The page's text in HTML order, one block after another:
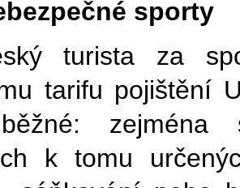
sporty
turista za
tarifu pojištění
zejména
k tomu